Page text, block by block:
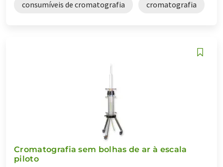
consumíveis de cromatografia cromatografia
Cromatografia sem bolhas de ar à escala
piloto